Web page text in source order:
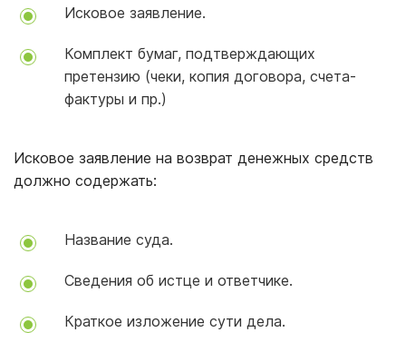
Исковое заявление.
Комплект бумаг, подтверждающих
претензию (чеки, копия договора, счета-
фактуры и пр.)
Исковое заявление на возврат денежных средств
должно содержать:
Название суда.
Сведения об истце и ответчике.
Краткое изложение сути дела.